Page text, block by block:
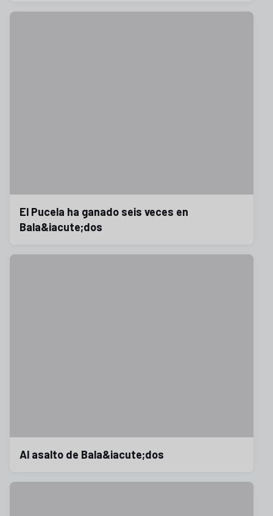
El Pucela ha ganado seis veces en
Bala&iacute;dos
Al asalto de Bala&iacute;dos